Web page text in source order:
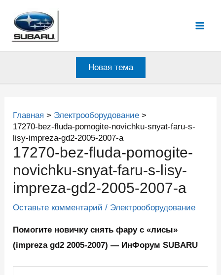
содержимому
Новая тема
Главная
Электрооборудование
17270-bez-fluda-pomogite-novichku-snyat-faru-s-
lisy-impreza-gd2-2005-2007-a
17270-bez-fluda-pomogite-
novichku-snyat-faru-s-lisy-
impreza-gd2-2005-2007-a
Оставьте комментарий / Электрооборудование
Помогите новичку снять фару с «лисы»
(impreza gd2 2005-2007) — ИнФорум SUBARU